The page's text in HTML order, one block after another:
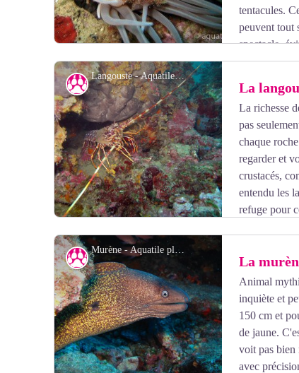
Voir l'image en plein écran
tentacules.
peuvent tout
spectacle,
Roussillon Sous-marin - Ed.GAP).
Langouste - Aquatile plongée
Voir l'image en plein écran
Faune La
La richesse
pas
chaque
regarder et
crustacés,
entendu les
refuge pour
Murène - Aquatile plongée
Faune La
Animal
inquiète et
150 cm et
de jaune.
voit pas bien
avec